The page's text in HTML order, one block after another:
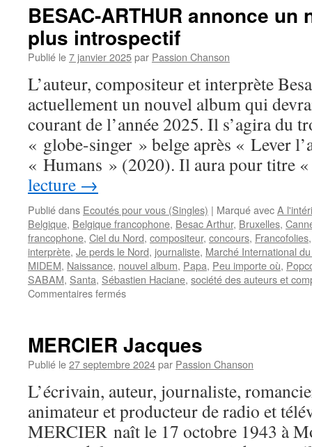
BESAC-ARTHUR annonce un
plus introspectif
Publié le7 janvier 2025par Passion Chanson
L’auteur, compositeur et interprète
actuellement un nouvel album qui
courant de l’année 2025. Il s’agira du
« globe-singer » belge après « Lever
« Humans » (2020). Il aura pour
lecture →
Publié dans Ecoutés pour vous (Singles) | Marqué avecA
Belgique, Belgique francophone, Besac Arthur, Bruxelles,
francophone, Ciel du Nord, compositeur, concours, Francofolies
interprète, Je perds le Nord, journaliste, Marché International
MIDEM, Naissance, nouvel album, Papa, Peu importe où,
SABAM, Santa, Sébastien Haciane, société des auteurs et
Commentaires ferméssur
un
nouvel
plus
introspectif
MERCIER Jacques
Publié le27 septembre 2024par Passion Chanson
L’écrivain, auteur, journaliste,
animateur et producteur de radio et
MERCIER naît le 17 octobre 1943 à